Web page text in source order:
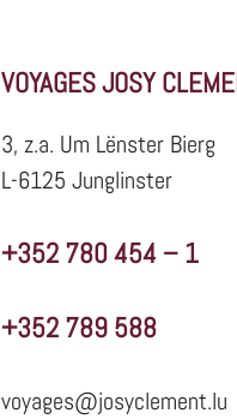
VOYAGES JOSY
3, z.a. Um Lënster Bierg
L-6125 Junglinster
+352 780 454 – 1
+352 789 588
voyages@josyclement.lu